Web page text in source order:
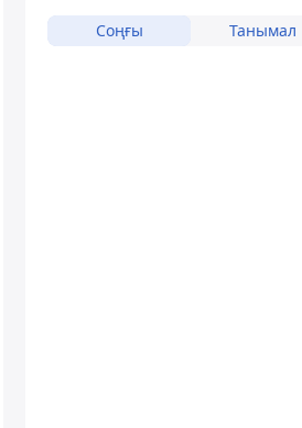
Соңғы Танымал